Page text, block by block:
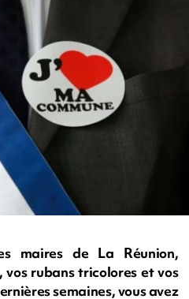
maires de La Réunion,
vos rubans tricolores et vos
semaines, vous avez